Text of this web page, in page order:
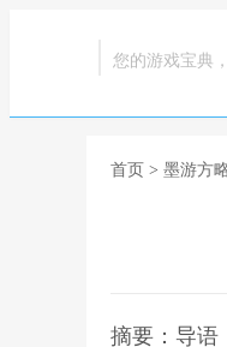
您的游戏宝典
首页 > 墨游方
摘要：导语